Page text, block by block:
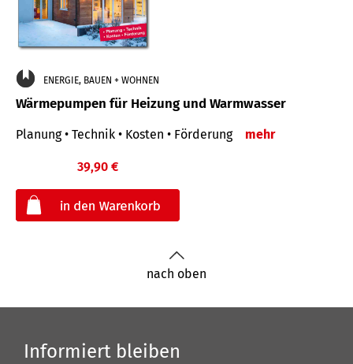
ENERGIE, BAUEN + WOHNEN
Wärmepumpen für Heizung und Warmwasser
Planung • Technik • Kosten • Förderung mehr
39,90 €
nach oben
Informiert bleiben